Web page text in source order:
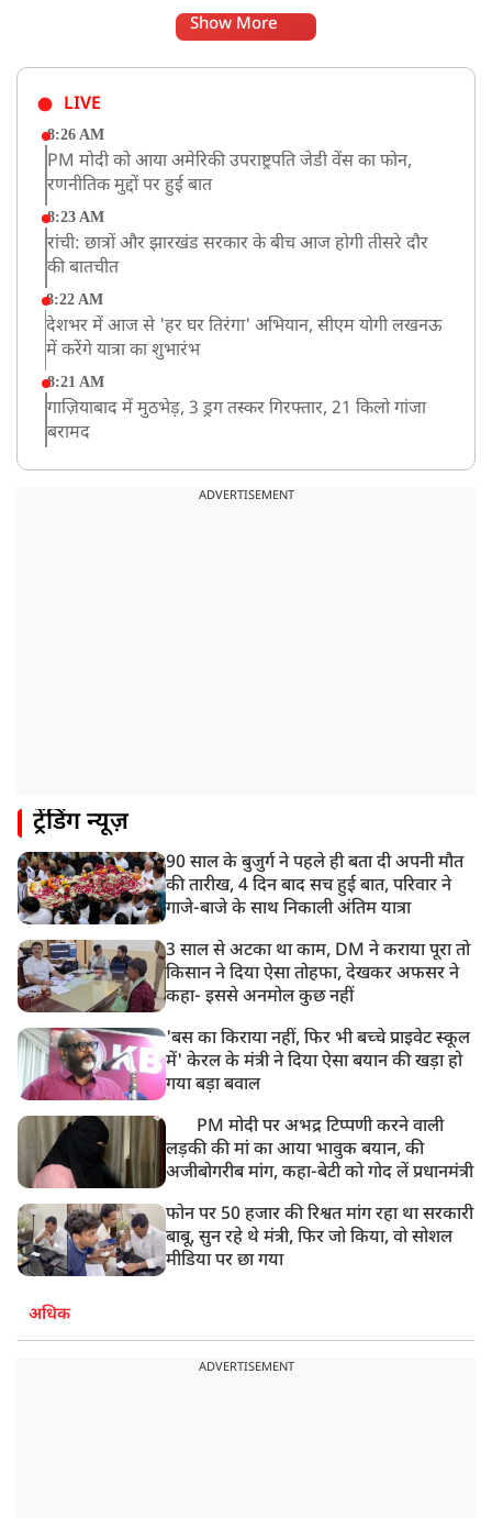
Show More
LIVE
8:26 AM
PM मोदी को आया अमेरिकी उपराष्ट्रपति जेडी वेंस का फोन,
रणनीतिक मुद्दों पर हुई बात
8:23 AM
रांची: छात्रों और झारखंड सरकार के बीच आज होगी तीसरे दौर
की बातचीत
8:22 AM
देशभर में आज से 'हर घर तिरंगा' अभियान, सीएम योगी लखनऊ
में करेंगे यात्रा का शुभारंभ
8:21 AM
गाज़ियाबाद में मुठभेड़, 3 ड्रग तस्कर गिरफ्तार, 21 किलो गांजा
बरामद
ADVERTISEMENT
ट्रेंडिंग न्यूज़
90 साल के बुजुर्ग ने पहले ही बता दी अपनी मौत
की तारीख, 4 दिन बाद सच हुई बात, परिवार ने
गाजे-बाजे के साथ निकाली अंतिम यात्रा
3 साल से अटका था काम, DM ने कराया पूरा तो
किसान ने दिया ऐसा तोहफा, देखकर अफसर ने
कहा- इससे अनमोल कुछ नहीं
'बस का किराया नहीं, फिर भी बच्चे प्राइवेट स्कूल
में' केरल के मंत्री ने दिया ऐसा बयान की खड़ा हो
गया बड़ा बवाल
PM मोदी पर अभद्र टिप्पणी करने वाली
लड़की की मां का आया भावुक बयान, की
अजीबोगरीब मांग, कहा-बेटी को गोद लें प्रधानमंत्री
फोन पर 50 हजार की रिश्वत मांग रहा था सरकारी
बाबू, सुन रहे थे मंत्री, फिर जो किया, वो सोशल
मीडिया पर छा गया
अधिक
ADVERTISEMENT